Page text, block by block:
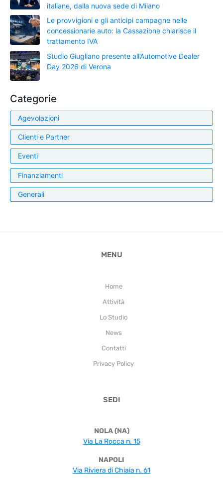
italiane, dalla nuova sede di Milano
Le provvigioni e gli anticipi campagne nelle
concessionarie auto: la Cassazione chiarisce il
trattamento IVA
Studio Giugliano presente all’Automotive Dealer
Day 2026 di Verona
Categorie
Agevolazioni
Clienti e Partner
Eventi
Finanziamenti
Generali
MENU
Home
Attività
Lo Studio
News
Contatti
Privacy Policy
SEDI
NOLA (NA)
Via La Rocca n. 15
NAPOLI
Via Riviera di Chiaia n. 61